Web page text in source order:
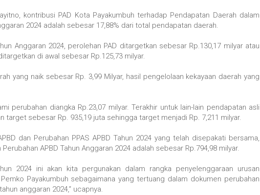
kontribusi PAD Kota Payakumbuh terhadap Pendapatan Daerah dalam
2024 adalah sebesar 17,88% dari total pendapatan daerah.
Anggaran 2024, perolehan PAD ditargetkan sebesar Rp.130,17 milyar atau
di awal sebesar Rp.125,73 milyar.
yang naik sebesar Rp. 3,99 Milyar, hasil pengelolaan kekayaan daerah yang
perubahan diangka Rp.23,07 milyar. Terakhir untuk lain-lain pendapatan asli
target sebesar Rp. 935,19 juta sehingga target menjadi Rp. 7,211 milyar.
dan Perubahan PPAS APBD Tahun 2024 yang telah disepakati bersama,
APBD Tahun Anggaran 2024 adalah sebesar Rp.794,98 milyar.
2024 ini akan kita pergunakan dalam rangka penyelenggaraan urusan
Payakumbuh sebagaimana yang tertuang dalam dokumen perubahan
anggaran 2024,” ucapnya.